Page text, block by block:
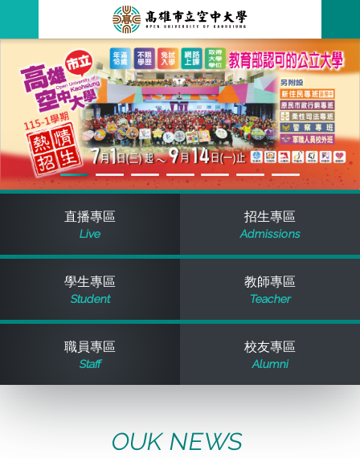
最新消息
全部公告
教務公告
學系公告
活動研習
招標徵才
歷史訊息
關於本校
空大簡介
立案證明
空大有利的學習條件
組織架構
環境設備
本校位置
資訊圖像化專區
校內分機(pdf)
活動花絮
行政單位
行政單位簡介
教務處註冊組
教務處課務組
學術單位
通識教育中心
工商管理學系
法律學系
其他好站
國內外開放課程
資訊相關法規
招生資訊
新生報名
在學資訊
直播專區
Live
招生專區
Admissions
學生專區
Student
教師專區
Teacher
職員專區
Staff
校友專區
Alumni
OUK NEWS